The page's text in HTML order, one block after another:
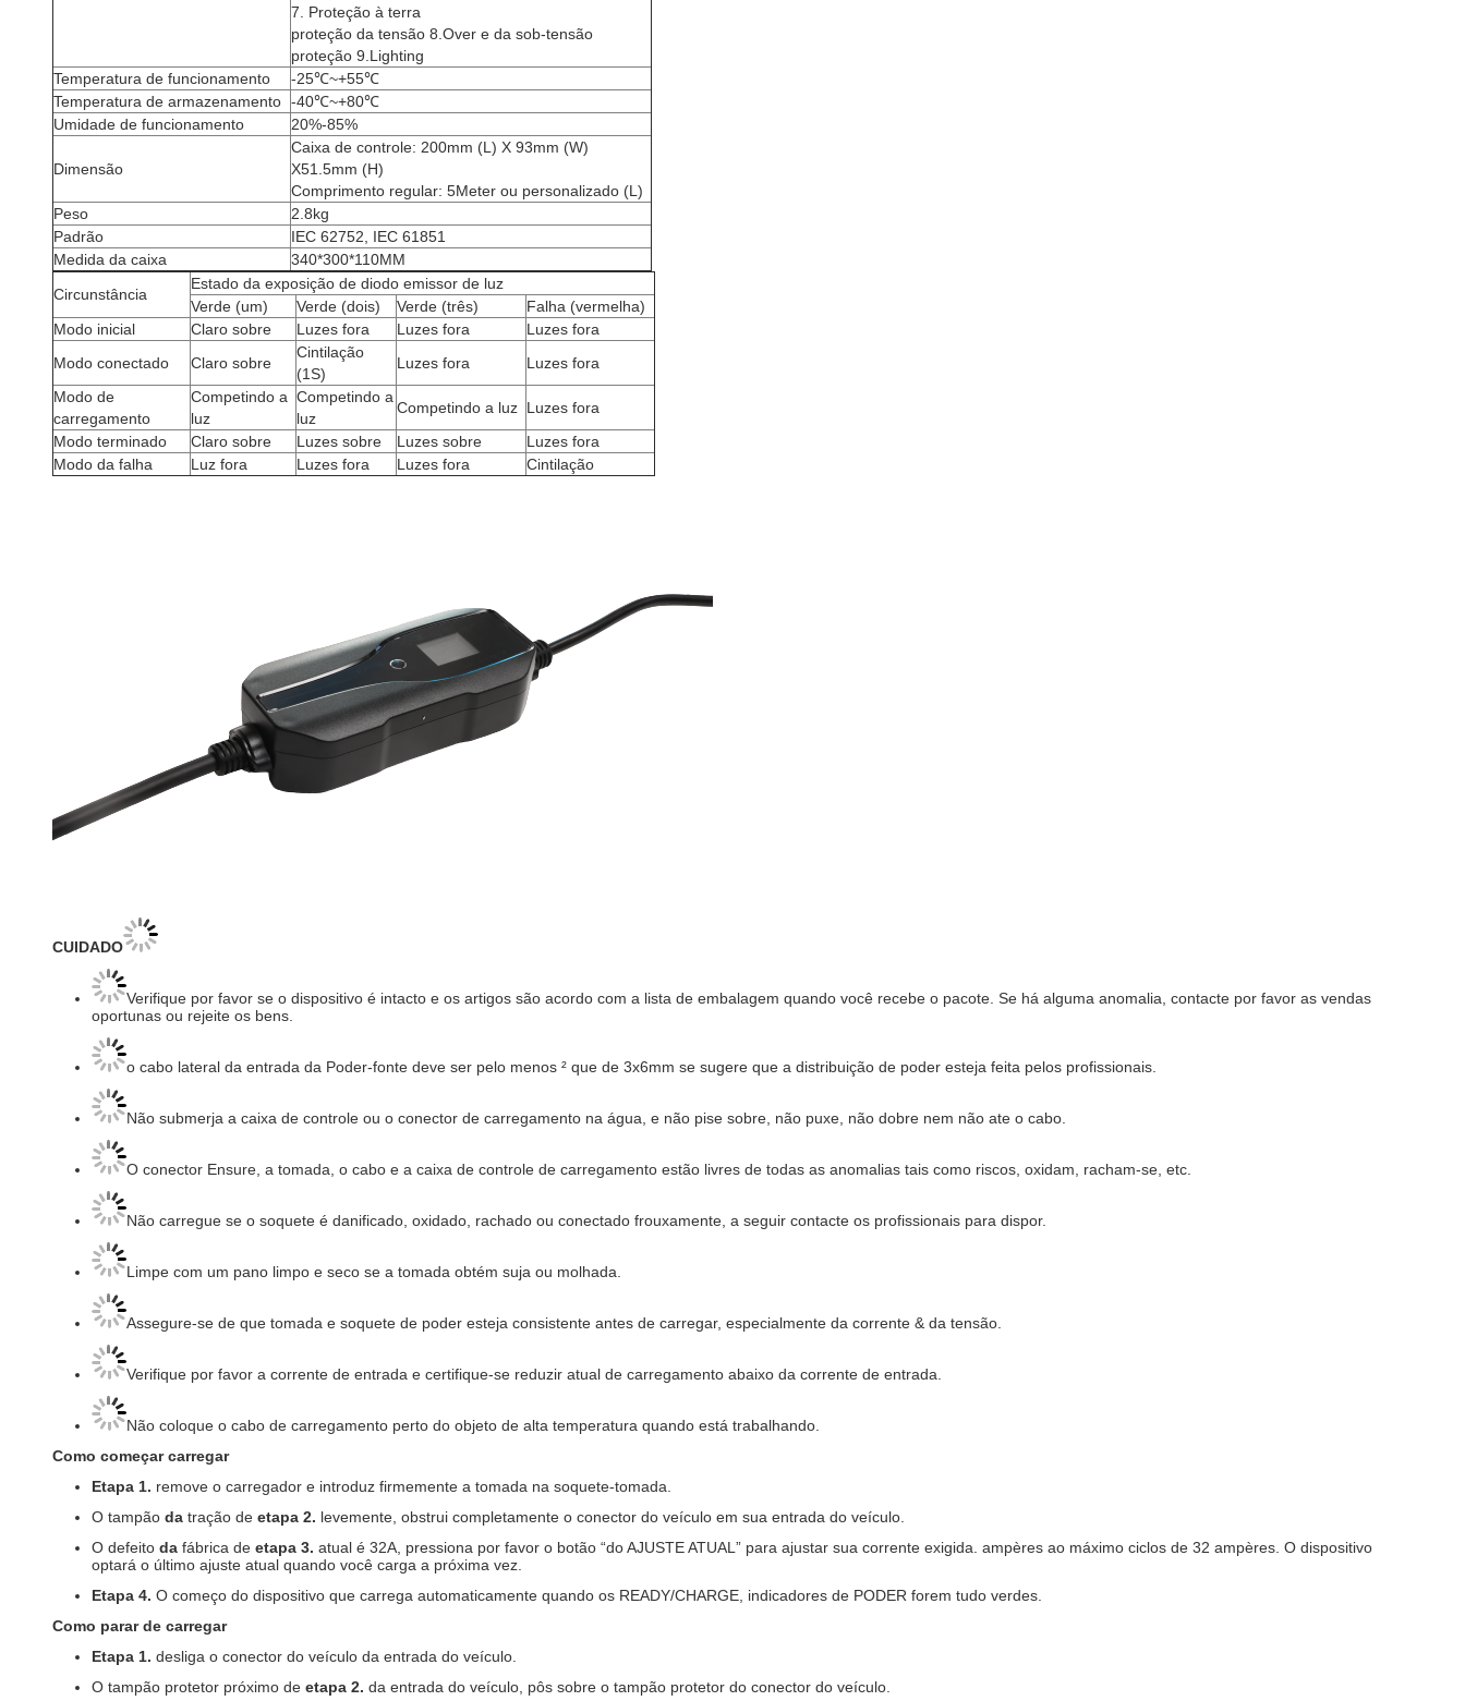
7. Proteção à terra
proteção da tensão 8.Over e da sob-tensão
proteção 9.Lighting
Temperatura de funcionamento
-25℃~+55℃
Temperatura de armazenamento -40℃~+80℃
Umidade de funcionamento
20%-85%
Dimensão
Caixa de controle: 200mm (L) X 93mm (W)
X51.5mm (H)
Comprimento regular: 5Meter ou personalizado (L)
Peso
2.8kg
Padrão
IEC 62752, IEC 61851
Medida da caixa
340*300*110MM
Circunstância
Estado da exposição de diodo emissor de luz
Verde (um)
Verde (dois) Verde (três)
Falha (vermelha)
Modo inicial
Claro sobre Luzes fora Luzes fora
Luzes fora
Modo conectado
Claro sobre
Cintilação
(1S)
Luzes fora
Luzes fora
Modo de
carregamento
Competindo a
luz
Competindo a
luz
Competindo a luz Luzes fora
Modo terminado
Claro sobre Luzes sobre Luzes sobre
Luzes fora
Modo da falha
Luz fora Luzes fora Luzes fora Cintilação
CUIDADO
Verifique por favor se o dispositivo é intacto e os artigos são acordo com a lista de embalagem quando você recebe o pacote. Se há alguma anomalia, contacte por favor as vendas
oportunas ou rejeite os bens.
o cabo lateral da entrada da Poder-fonte deve ser pelo menos ² que de 3x6mm se sugere que a distribuição de poder esteja feita pelos profissionais.
Não submerja a caixa de controle ou o conector de carregamento na água, e não pise sobre, não puxe, não dobre nem não ate o cabo.
O conector Ensure, a tomada, o cabo e a caixa de controle de carregamento estão livres de todas as anomalias tais como riscos, oxidam, racham-se, etc.
Não carregue se o soquete é danificado, oxidado, rachado ou conectado frouxamente, a seguir contacte os profissionais para dispor.
Limpe com um pano limpo e seco se a tomada obtém suja ou molhada.
Assegure-se de que tomada e soquete de poder esteja consistente antes de carregar, especialmente da corrente & da tensão.
Verifique por favor a corrente de entrada e certifique-se reduzir atual de carregamento abaixo da corrente de entrada.
Não coloque o cabo de carregamento perto do objeto de alta temperatura quando está trabalhando.
Como começar carregar
Etapa 1. remove o carregador e introduz firmemente a tomada na soquete-tomada.
O tampão da tração de etapa 2. levemente, obstrui completamente o conector do veículo em sua entrada do veículo.
O defeito da fábrica de etapa 3. atual é 32A, pressiona por favor o botão “do AJUSTE ATUAL” para ajustar sua corrente exigida. ampères ao máximo ciclos de 32 ampères. O dispositivo
optará o último ajuste atual quando você carga a próxima vez.
Etapa 4. O começo do dispositivo que carrega automaticamente quando os READY/CHARGE, indicadores de PODER forem tudo verdes.
Como parar de carregar
Etapa 1. desliga o conector do veículo da entrada do veículo.
O tampão protetor próximo de etapa 2. da entrada do veículo, pôs sobre o tampão protetor do conector do veículo.